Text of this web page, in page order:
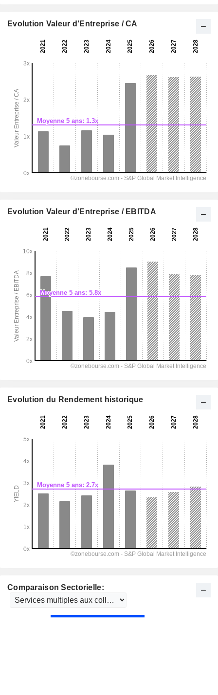
Comparaison Sectorielle:
Evolution Valeur d'Entreprise / CA
Evolution Valeur d'Entreprise / EBITDA
Evolution du Rendement historique